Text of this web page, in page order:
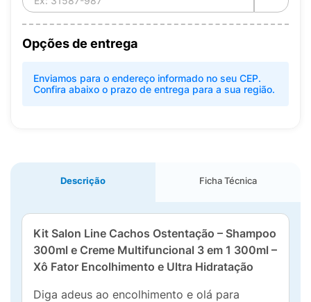
Opções de entrega
Enviamos para o endereço informado no seu CEP.
Confira abaixo o prazo de entrega para a sua região.
Descrição Ficha Técnica
Kit Salon Line Cachos Ostentação – Shampoo
300ml e Creme Multifuncional 3 em 1 300ml –
Xô Fator Encolhimento e Ultra Hidratação
Diga adeus ao encolhimento e olá para